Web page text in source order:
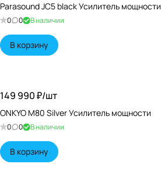
Parasound JC5 black Усилитель мощности
0 0 В наличии
В корзину
149 990 ₽/шт
ONKYO M80 Silver Усилитель мощности
0 0 В наличии
В корзину